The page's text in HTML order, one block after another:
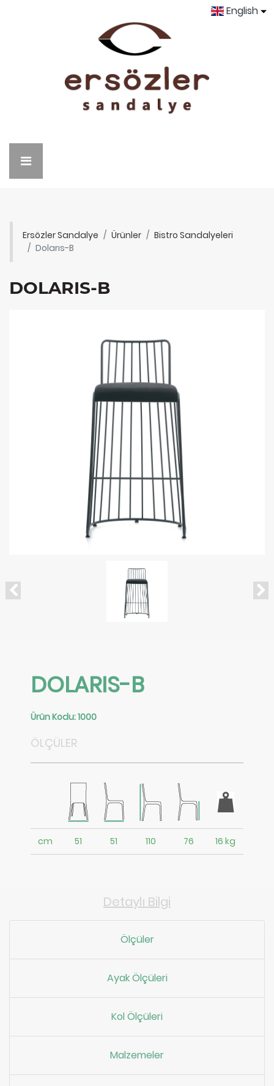
English
Ersözler Sandalye Ürünler
Bistro Sandalyeleri
Dolarıs-B
DOLARIS-B
DOLARIS-B
Ürün Kodu: 1000
ÖLÇÜLER
cm 51 51 110 76 16 kg
Detaylı Bilgi
Ölçüler
Ayak Ölçüleri
Kol Ölçüleri
Malzemeler